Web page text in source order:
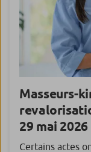
Masseurs-
29 mai 2026
Certains actes